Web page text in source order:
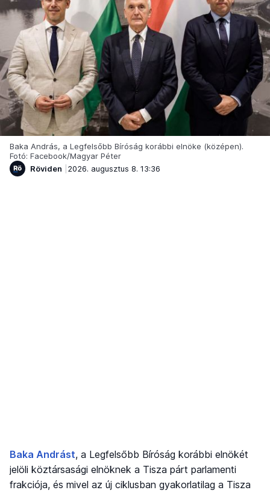
Baka András, a Legfelsőbb Bíróság korábbi elnöke (középen).
Fotó: Facebook/Magyar Péter
Röviden
2026. augusztus 8. 13:36
Baka Andrást, a Legfelsőbb Bíróság korábbi elnökét
jelöli köztársasági elnöknek a Tisza párt parlamenti
frakciója, és mivel az új ciklusban gyakorlatilag a Tisza